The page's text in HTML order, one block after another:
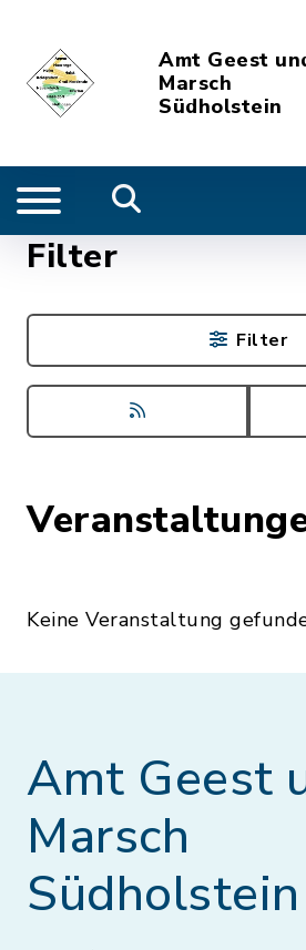
Amt Geest
Marsch
Südholstein
Keine Veranstaltung
Filter
Filter
Amt Geest
Marsch
Südholstein